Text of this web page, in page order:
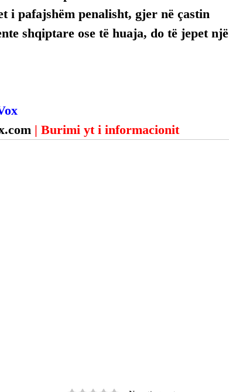
i pafajshëm penalisht, gjer në çastin
shqiptare ose të huaja, do të jepet një
| Burimi yt i informacionit